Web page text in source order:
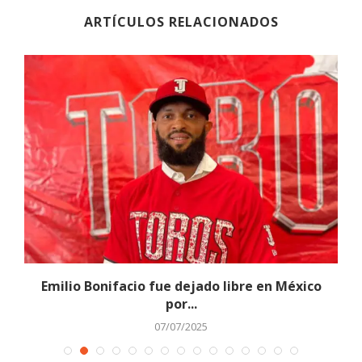
ARTÍCULOS RELACIONADOS
Emilio Bonifacio fue dejado libre en México
por...
07/07/2025